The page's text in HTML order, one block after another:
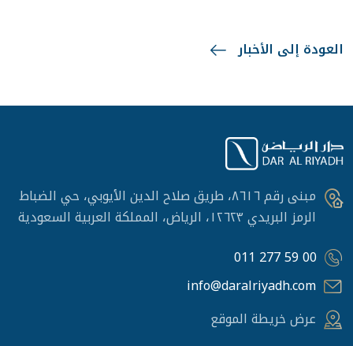
العودة إلى الأخبار
مبنى رقم ٨٦١٦، طريق صلاح الدين الأيوبي، حي الضباط
الرمز البريدي ١٢٦٢٣، الرياض، المملكة العربية السعودية
011 277 59 00
info@daralriyadh.com
عرض خريطة الموقع